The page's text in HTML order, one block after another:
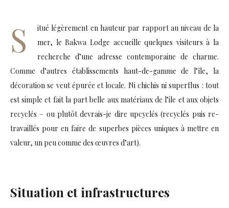
S
itué légèrement en hauteur par rapport au niveau de la
mer, le Bakwa Lodge accueille quelques visiteurs à la
recherche d’une adresse contemporaine de charme.
Comme d’autres établissements haut-de-gamme de l’île, la
décoration se veut épurée et locale. Ni chichis ni superflus : tout
est simple et fait la part belle aux matériaux de l’ile et aux objets
recyclés – ou plutôt devrais-je dire upcyclés (recyclés puis re-
travaillés pour en faire de superbes pièces uniques à mettre en
valeur, un peu comme des œuvres d’art).
Situation et infrastructures